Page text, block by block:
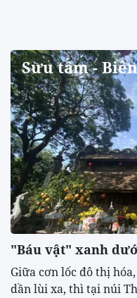
Sưu tầm -
"Báu vật" xanh
​Giữa cơn lốc đô thị
dần lùi xa, thì tại núi